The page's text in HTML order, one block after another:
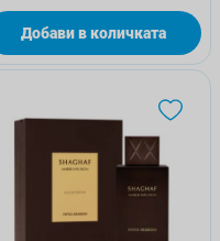
Добави в количката